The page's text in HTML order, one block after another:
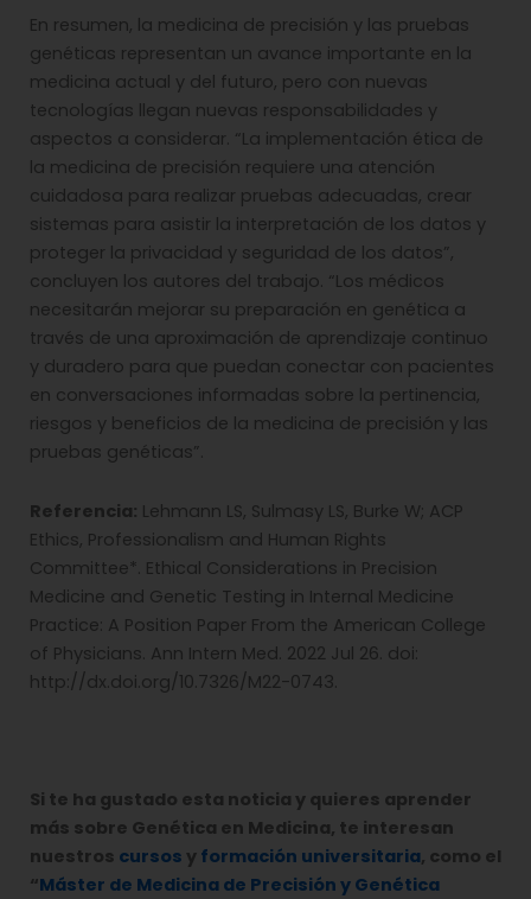
En resumen, la medicina de precisión y las pruebas
genéticas representan un avance importante en la
medicina actual y del futuro, pero con nuevas
tecnologías llegan nuevas responsabilidades y
aspectos a considerar. “La implementación ética de
la medicina de precisión requiere una atención
cuidadosa para realizar pruebas adecuadas, crear
sistemas para asistir la interpretación de los datos y
proteger la privacidad y seguridad de los datos”,
concluyen los autores del trabajo. “Los médicos
necesitarán mejorar su preparación en genética a
través de una aproximación de aprendizaje continuo
y duradero para que puedan conectar con pacientes
en conversaciones informadas sobre la pertinencia,
riesgos y beneficios de la medicina de precisión y las
pruebas genéticas”.
Referencia: Lehmann LS, Sulmasy LS, Burke W; ACP
Ethics, Professionalism and Human Rights
Committee*. Ethical Considerations in Precision
Medicine and Genetic Testing in Internal Medicine
Practice: A Position Paper From the American College
of Physicians. Ann Intern Med. 2022 Jul 26. doi:
http://dx.doi.org/10.7326/M22-0743.
Si te ha gustado esta noticia y quieres aprender
más sobre Genética en Medicina, te interesan
nuestros cursos y formación universitaria, como el
“Máster de Medicina de Precisión y Genética